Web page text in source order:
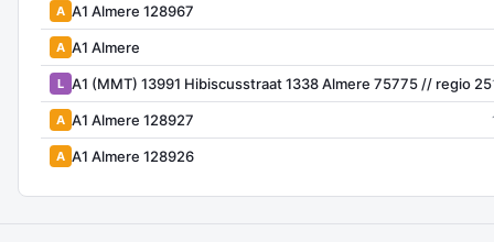
A A1 Almere 128967
A A1 Almere
L A1 (MMT) 13991 Hibiscusstraat 1338 Almere 75775 // regio 25
A A1 Almere 128927
A A1 Almere 128926